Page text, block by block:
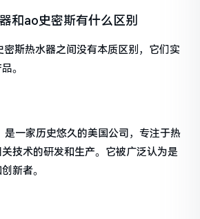
和ao史密斯有什么区别
斯热水器之间没有本质区别，它们实
。
是一家历史悠久的美国公司，专注于热
技术的研发和生产。它被广泛认为是
新者。